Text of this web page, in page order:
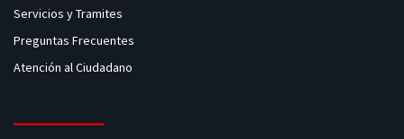
Servicios y Tramites
Preguntas Frecuentes
Atención al Ciudadano